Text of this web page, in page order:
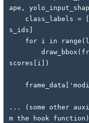
ape,
s_ids]
scores[i])
... (some other
m the hook function)